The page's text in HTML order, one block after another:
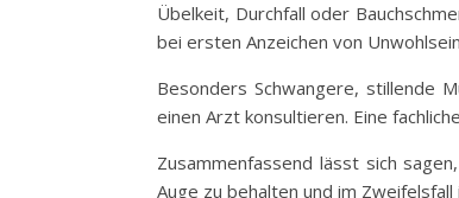
Übelkeit, Durchfall oder
bei ersten Anzeichen von
Besonders Schwangere, stillende
einen Arzt konsultieren. Eine
Zusammenfassend lässt sich
Auge zu behalten und im